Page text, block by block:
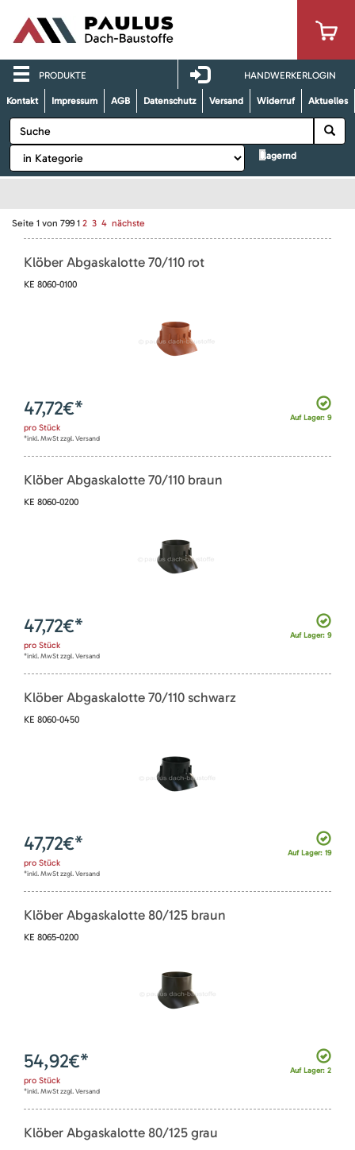
PRODUKTE HANDWERKERLOGIN
Kontakt Impressum AGB Datenschutz Versand Widerruf Aktuelles
lagernd
Seite 1 von 799 1 2 3 4 nächste
Klöber Abgaskalotte 70/110 rot
KE 8060-0100
Auf Lager: 9
47,72€*
pro Stück
*inkl. MwSt zzgl. Versand
Klöber Abgaskalotte 70/110 braun
KE 8060-0200
Auf Lager: 9
47,72€*
pro Stück
*inkl. MwSt zzgl. Versand
Klöber Abgaskalotte 70/110 schwarz
KE 8060-0450
Auf Lager: 19
47,72€*
pro Stück
*inkl. MwSt zzgl. Versand
Klöber Abgaskalotte 80/125 braun
KE 8065-0200
Auf Lager: 2
54,92€*
pro Stück
*inkl. MwSt zzgl. Versand
Klöber Abgaskalotte 80/125 grau